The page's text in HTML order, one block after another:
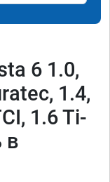
6 1.0,
1.4,
1.6 Ti-
в